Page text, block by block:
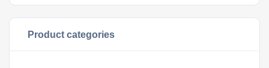
Product categories